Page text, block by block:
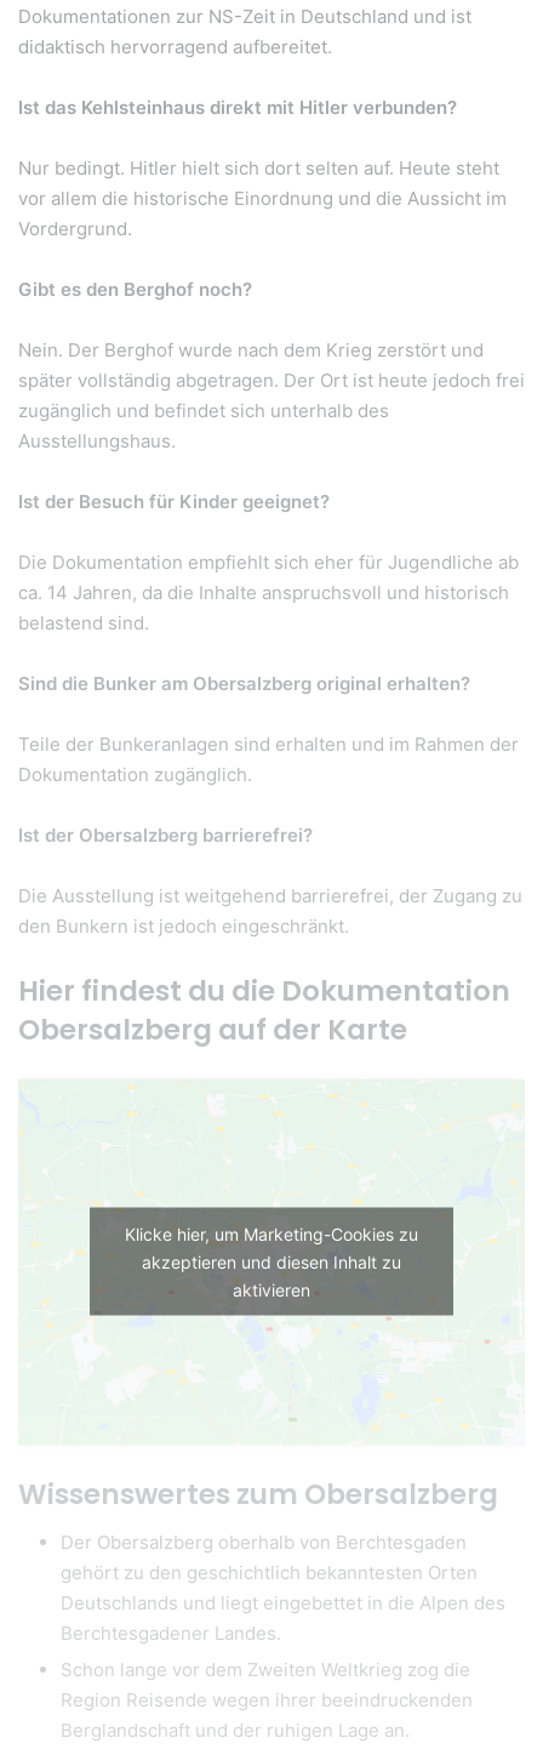
Dokumentationen zur NS-Zeit in Deutschland und ist
didaktisch hervorragend aufbereitet.
Ist das Kehlsteinhaus direkt mit Hitler verbunden?
Nur bedingt. Hitler hielt sich dort selten auf. Heute steht
vor allem die historische Einordnung und die Aussicht im
Vordergrund.
Gibt es den Berghof noch?
Nein. Der Berghof wurde nach dem Krieg zerstört und
später vollständig abgetragen. Der Ort ist heute jedoch frei
zugänglich und befindet sich unterhalb des
Ausstellungshaus.
Ist der Besuch für Kinder geeignet?
Die Dokumentation empfiehlt sich eher für Jugendliche ab
ca. 14 Jahren, da die Inhalte anspruchsvoll und historisch
belastend sind.
Sind die Bunker am Obersalzberg original erhalten?
Teile der Bunkeranlagen sind erhalten und im Rahmen der
Dokumentation zugänglich.
Ist der Obersalzberg barrierefrei?
Die Ausstellung ist weitgehend barrierefrei, der Zugang zu
den Bunkern ist jedoch eingeschränkt.
Hier findest du die Dokumentation
Obersalzberg auf der Karte
Klicke hier, um Marketing-Cookies zu
akzeptieren und diesen Inhalt zu
aktivieren
Wissenswertes zum Obersalzberg
Der Obersalzberg oberhalb von Berchtesgaden
gehört zu den geschichtlich bekanntesten Orten
Deutschlands und liegt eingebettet in die Alpen des
Berchtesgadener Landes.
Schon lange vor dem Zweiten Weltkrieg zog die
Region Reisende wegen ihrer beeindruckenden
Berglandschaft und der ruhigen Lage an.